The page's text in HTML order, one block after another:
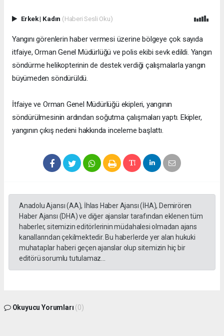
Erkek| Kadın (Haberi Sesli Oku)
Yangını görenlerin haber vermesi üzerine bölgeye çok sayıda
itfaiye, Orman Genel Müdürlüğü ve polis ekibi sevk edildi. Yangın
söndürme helikopterinin de destek verdiği çalışmalarla yangın
büyümeden söndürüldü.
İtfaiye ve Orman Genel Müdürlüğü ekipleri, yangının
söndürülmesinin ardından soğutma çalışmaları yaptı. Ekipler,
yangının çıkış nedeni hakkında inceleme başlattı.
Anadolu Ajansı (AA), İhlas Haber Ajansı (İHA), Demirören
Haber Ajansı (DHA) ve diğer ajanslar tarafından eklenen tüm
haberler, sitemizin editörlerinin müdahalesi olmadan ajans
kanallarından çekilmektedir. Bu haberlerde yer alan hukuki
muhataplar haberi geçen ajanslar olup sitemizin hiç bir
editörü sorumlu tutulamaz...
Okuyucu Yorumları (0)